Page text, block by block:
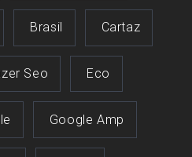
Brasil Cartaz
Seo Eco
Google Amp